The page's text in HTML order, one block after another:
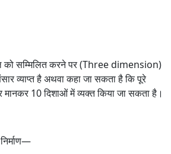
को सम्मिलित करने पर (Three dimension)
व्याप्त है अथवा कहा जा सकता है कि पूरे
10 दिशाओं में व्यक्त किया जा सकता है।